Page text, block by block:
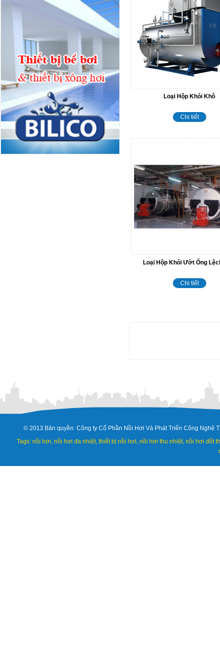
Loại Hộp Khói Khô
Chi tiết
Loại Hộp Khói Ướt Ống
Chi tiết
© 2013 Bản quyền Công ty Cổ Phần Nồi Hơi Và Phát Triển Công
Tags: nồi hơi, nồi hơi đa nhiệt, thiết bị nồi hơi, nồi hơi thu nhiệt, nồi hơi đốt